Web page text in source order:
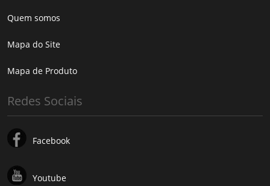
Quem somos
Mapa do Site
Mapa de Produto
Redes Sociais
Facebook
Youtube